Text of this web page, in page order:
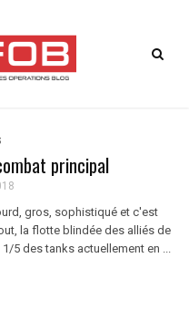
principal
gros, sophistiqué et c'est
la flotte blindée des alliés de
5 des tanks actuellement en ...